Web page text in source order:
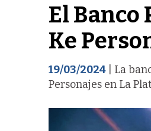
El Banco
Ke
19/03/2024 | La
Personajes en La